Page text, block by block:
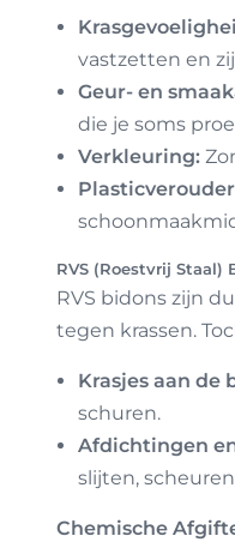
vastzetten en
Geur- en
die je soms
Verkleuring:
RVS (Roestvrij Staal)
RVS bidons zijn
tegen krassen.
Krasjes aan de
schuren.
Afdichtingen
slijten,
Chemische